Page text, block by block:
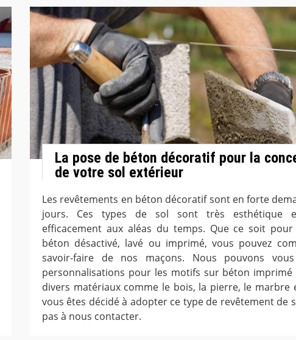
La pose de béton décoratif pour la
de votre sol extérieur
Les revêtements en béton décoratif sont en forte
jours. Ces types de sol sont très esthétique
efficacement aux aléas du temps. Que ce soit
béton désactivé, lavé ou imprimé, vous pouvez
savoir-faire de nos maçons. Nous pouvons
personnalisations pour les motifs sur béton
divers matériaux comme le bois, la pierre, le marbre
vous êtes décidé à adopter ce type de revêtement de
pas à nous contacter.